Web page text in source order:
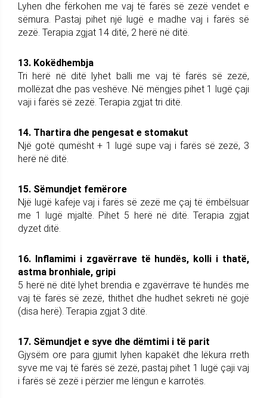
Lyhen dhe fërkohen me vaj të farës së zezë vendet e
sëmura. Pastaj pihet një lugë e madhe vaj i farës së
zezë. Terapia zgjat 14 ditë, 2 herë në ditë.
13. Kokëdhembja
Tri herë në ditë lyhet balli me vaj të farës së zezë,
mollëzat dhe pas veshëve. Në mëngjes pihet 1 lugë çaji
vaji i farës së zezë. Terapia zgjat tri ditë.
14. Thartira dhe pengesat e stomakut
Një gotë qumësht + 1 lugë supe vaj i farës së zezë, 3
herë në ditë.
15. Sëmundjet femërore
Një lugë kafeje vaj i farës së zezë me çaj të ëmbëlsuar
me 1 lugë mjaltë. Pihet 5 herë në ditë. Terapia zgjat
dyzet ditë.
16. Inflamimi i zgavërrave të hundës, kolli i thatë,
astma bronhiale, gripi
5 herë në ditë lyhet brendia e zgavërrave të hundës me
vaj të farës së zezë, thithet dhe hudhet sekreti në gojë
(disa herë). Terapia zgjat 3 ditë.
17. Sëmundjet e syve dhe dëmtimi i të parit
Gjysëm ore para gjumit lyhen kapakët dhe lëkura rreth
syve me vaj të farës së zezë, pastaj pihet 1 lugë çaji vaj
i farës së zezë i përzier me lëngun e karrotës.